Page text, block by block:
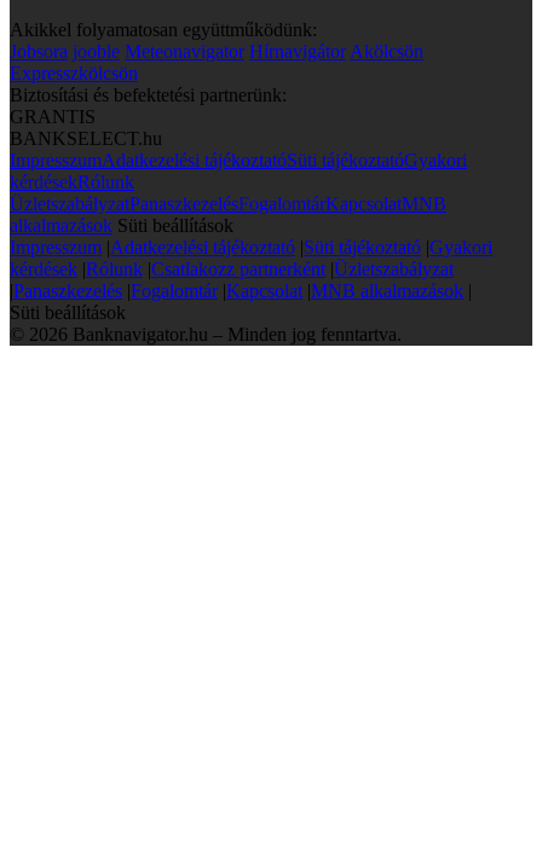
Akikkel folyamatosan együttműködünk:
Jobsora jooble Meteonavigator Hírnavigátor Akölcsön
Expresszkölcsön
Biztosítási és befektetési partnerünk:
GRANTIS
BANKSELECT.hu
ImpresszumAdatkezelési tájékoztatóSüti tájékoztatóGyakori
kérdésekRólunk
ÜzletszabályzatPanaszkezelésFogalomtárKapcsolatMNB
alkalmazások Süti beállítások
Impresszum |Adatkezelési tájékoztató |Süti tájékoztató |Gyakori
kérdések |Rólunk |Csatlakozz partnerként |Üzletszabályzat
|Panaszkezelés |Fogalomtár |Kapcsolat |MNB alkalmazások |
Süti beállítások
© 2026 Banknavigator.hu – Minden jog fenntartva.